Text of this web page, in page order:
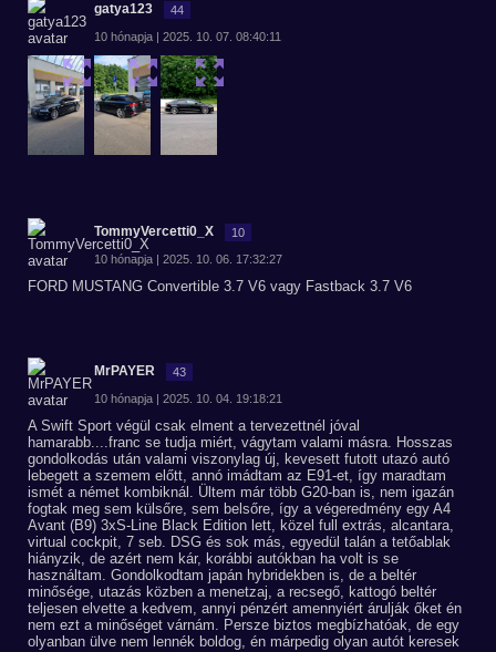
gatya123 44
10 hónapja | 2025. 10. 07. 08:40:11
TommyVercetti0_X 10
10 hónapja | 2025. 10. 06. 17:32:27
FORD MUSTANG Convertible 3.7 V6 vagy Fastback 3.7 V6
MrPAYER 43
10 hónapja | 2025. 10. 04. 19:18:21
A Swift Sport végül csak elment a tervezettnél jóval
hamarabb....franc se tudja miért, vágytam valami másra. Hosszas
gondolkodás után valami viszonylag új, kevesett futott utazó autó
lebegett a szemem előtt, annó imádtam az E91-et, így maradtam
ismét a német kombiknál. Ültem már több G20-ban is, nem igazán
fogtak meg sem külsőre, sem belsőre, így a végeredmény egy A4
Avant (B9) 3xS-Line Black Edition lett, közel full extrás, alcantara,
virtual cockpit, 7 seb. DSG és sok más, egyedül talán a tetőablak
hiányzik, de azért nem kár, korábbi autókban ha volt is se
használtam. Gondolkodtam japán hybridekben is, de a beltér
minősége, utazás közben a menetzaj, a recsegő, kattogó beltér
teljesen elvette a kedvem, annyi pénzért amennyiért árulják őket én
nem ezt a minőséget várnám. Persze biztos megbízhatóak, de egy
olyanban ülve nem lennék boldog, én márpedig olyan autót keresek